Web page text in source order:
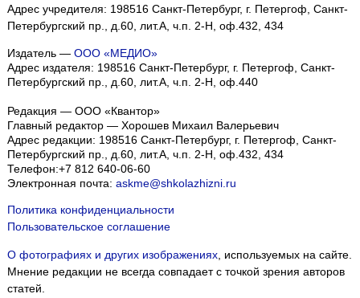
Адрес учредителя: 198516 Санкт-Петербург, г. Петергоф, Санкт-
Петербургский пр., д.60, лит.А, ч.п. 2-Н, оф.432, 434
Издатель — ООО «МЕДИО»
Адрес издателя: 198516 Санкт-Петербург, г. Петергоф, Санкт-
Петербургский пр., д.60, лит.А, ч.п. 2-Н, оф.440
Редакция — ООО «Квантор»
Главный редактор — Хорошев Михаил Валерьевич
Адрес редакции: 198516 Санкт-Петербург, г. Петергоф Санкт-
Петербургский пр., д.60, лит.А, ч.п. 2-Н, оф.432, 434
Телефон:+7 812 640-06-60
Электронная почта: askme@shkolazhizni.ru
Политика конфиденциальности
Пользовательское соглашение
О фотографиях и других изображениях, используемых на сайте.
Мнение редакции не всегда совпадает с точкой зрения авторов
статей.